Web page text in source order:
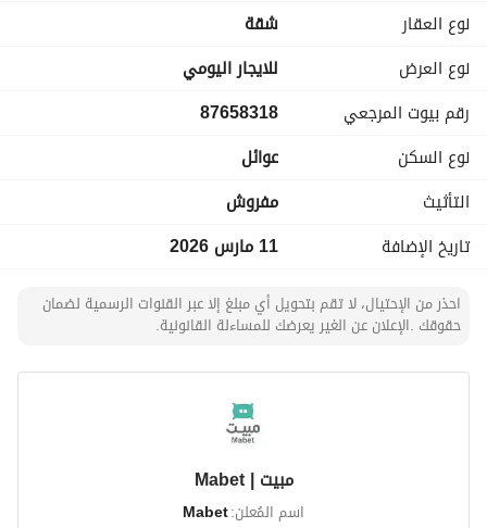
نوع العقار
شقة
نوع العرض
للايجار اليومي
رقم بيوت المرجعي
87658318
نوع السكن
عوائل
التأثيث
مفروش
تاريخ الإضافة
11 مارس 2026
احذر من الإحتيال، لا تقم بتحويل أي مبلغ إلا عبر القنوات الرسمية لضمان
حقوقك .الإعلان عن الغير يعرضك للمساءلة القانونية.
مبيت | Mabet
اسم المُعلن:Mabet